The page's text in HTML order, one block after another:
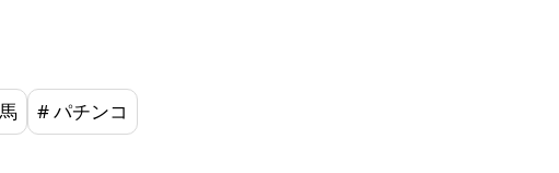
#パチンコ